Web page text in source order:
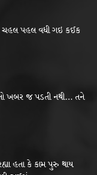
ચહલ પહલ વધી ગઇ કઈક
ખબર જ પડતી નથી… તને
હતા કે કામ પુરુ થાય